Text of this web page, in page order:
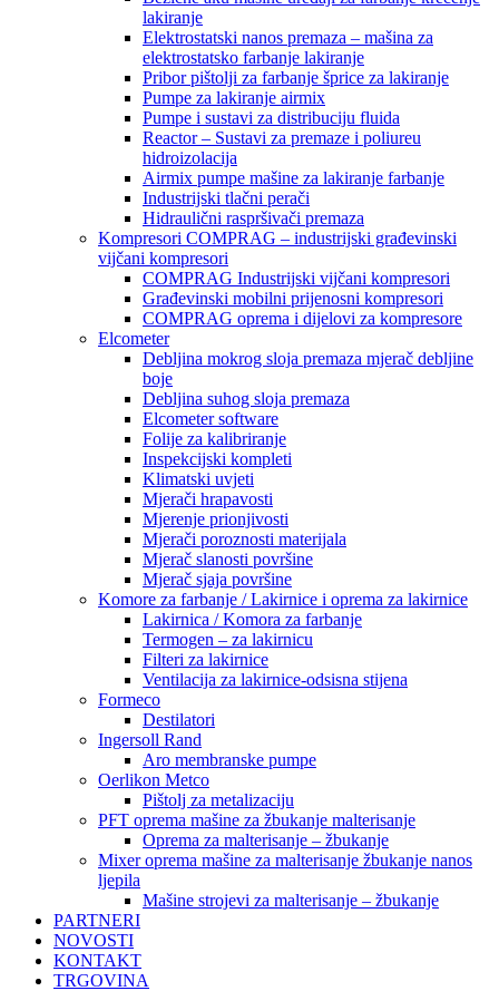
lakiranje
Elektrostatski nanos premaza – mašina za
elektrostatsko farbanje lakiranje
Pribor pištolji za farbanje šprice za lakiranje
Pumpe za lakiranje airmix
Pumpe i sustavi za distribuciju fluida
Reactor – Sustavi za premaze i poliureu
hidroizolacija
Airmix pumpe mašine za lakiranje farbanje
Industrijski tlačni perači
Hidraulični raspršivači premaza
Kompresori COMPRAG – industrijski građevinski
vijčani kompresori
COMPRAG Industrijski vijčani kompresori
Građevinski mobilni prijenosni kompresori
COMPRAG oprema i dijelovi za kompresore
Elcometer
Debljina mokrog sloja premaza mjerač debljine
boje
Debljina suhog sloja premaza
Elcometer software
Folije za kalibriranje
Inspekcijski kompleti
Klimatski uvjeti
Mjerači hrapavosti
Mjerenje prionjivosti
Mjerači poroznosti materijala
Mjerač slanosti površine
Mjerač sjaja površine
Komore za farbanje / Lakirnice i oprema za lakirnice
Lakirnica / Komora za farbanje
Termogen – za lakirnicu
Filteri za lakirnice
Ventilacija za lakirnice-odsisna stijena
Formeco
Destilatori
Ingersoll Rand
Aro membranske pumpe
Oerlikon Metco
Pištolj za metalizaciju
PFT oprema mašine za žbukanje malterisanje
Oprema za malterisanje – žbukanje
Mixer oprema mašine za malterisanje žbukanje nanos
ljepila
Mašine strojevi za malterisanje – žbukanje
PARTNERI
NOVOSTI
KONTAKT
TRGOVINA